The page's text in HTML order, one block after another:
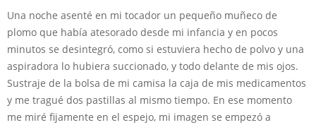
Una noche asenté en mi tocador un pequeño muñeco de
plomo que había atesorado desde mi infancia y en pocos
minutos se desintegró, como si estuviera hecho de polvo y una
aspiradora lo hubiera succionado, y todo delante de mis ojos.
Sustraje de la bolsa de mi camisa la caja de mis medicamentos
y me tragué dos pastillas al mismo tiempo. En ese momento
me miré fijamente en el espejo, mi imagen se empezó a